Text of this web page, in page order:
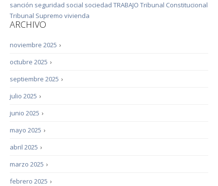
sanción seguridad social sociedad TRABAJO Tribunal Constitucional
Tribunal Supremo vivienda
ARCHIVO
›
noviembre 2025
›
octubre 2025
›
septiembre 2025
›
julio 2025
›
junio 2025
›
mayo 2025
›
abril 2025
›
marzo 2025
›
febrero 2025